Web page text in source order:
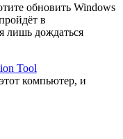
обновить Windows
в
лишь дождаться
компьютер, и